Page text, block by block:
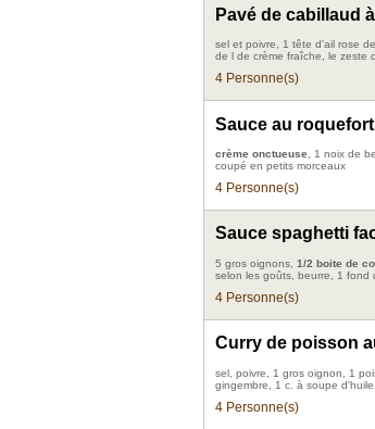
Pavé de cabillaud
sel et poivre, 1 tête d'ail rose
de l de crème fraîche, le zeste
4 Personne(s)
Sauce au
crème onctueuse , 1 noix de
coupé en petits morceaux
4 Personne(s)
Sauce spaghetti
5 gros oignons, 1/2 boite de
selon les goûts, beurre, 1 fond
4 Personne(s)
Curry de poisson
sel, poivre, 1 gros oignon, 1
gingembre, 1 c. à soupe d'huile,
4 Personne(s)